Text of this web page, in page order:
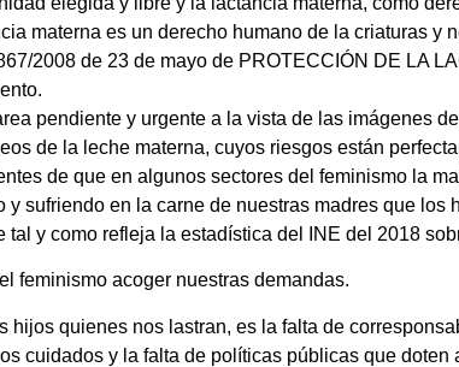
materna es un derecho humano de la criaturas y
2008 de 23 de mayo de PROTECCIÓN DE LA
pendiente y urgente a la vista de las imágenes
de la leche materna, cuyos riesgos están
de que en algunos sectores del feminismo la
y sufriendo en la carne de nuestras madres que
tal y como refleja la estadística del INE del 2018
feminismo acoger nuestras demandas.
hijos quienes nos lastran, es la falta de
cuidados y la falta de políticas públicas que doten